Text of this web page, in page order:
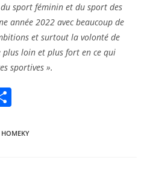
sport féminin et du sport des
année 2022 avec beaucoup de
et surtout la volonté de
plus loin et plus fort en ce qui
sportives ».
ta